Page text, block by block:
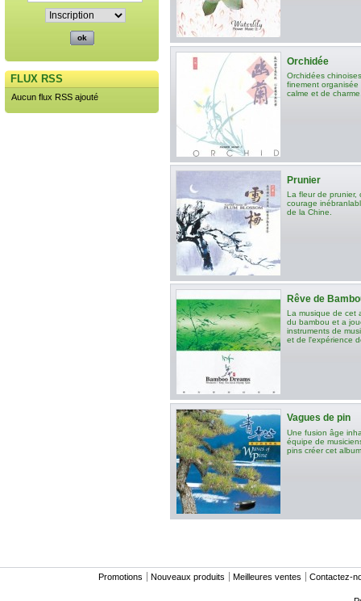
FLUX RSS
Aucun flux RSS ajouté
Orchidée
Orchidées
finement
calme et de
Prunier
La fleur de prunier,
courage
de la Chine.
Rêve de
La musique de cet
du bambou et a
instruments de
et de l'expérience
Vagues de pin
Une fusion âge
équipe de
pins créer cet
Promotions Nouveaux produits Meilleures ventes
Contactez-